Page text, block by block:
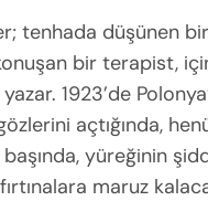
tenhada düşünen
bir terapist,
1923’de
açtığında,
başında, yüreğinin
maruz